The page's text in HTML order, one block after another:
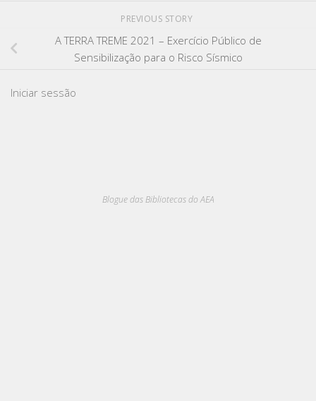
PREVIOUS STORY
A TERRA TREME 2021 – Exercício Público de
Sensibilização para o Risco Sísmico
Iniciar sessão
Blogue das Bibliotecas do AEA